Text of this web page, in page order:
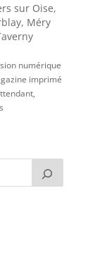
sur Oise,
, Méry
numérique
imprimé